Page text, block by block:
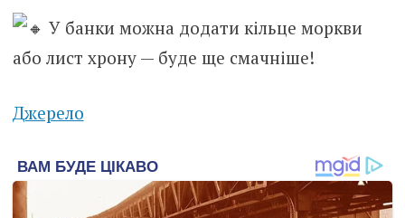
У банки можна додати кільце моркви
або лист хрону — буде ще смачніше!
Джерело